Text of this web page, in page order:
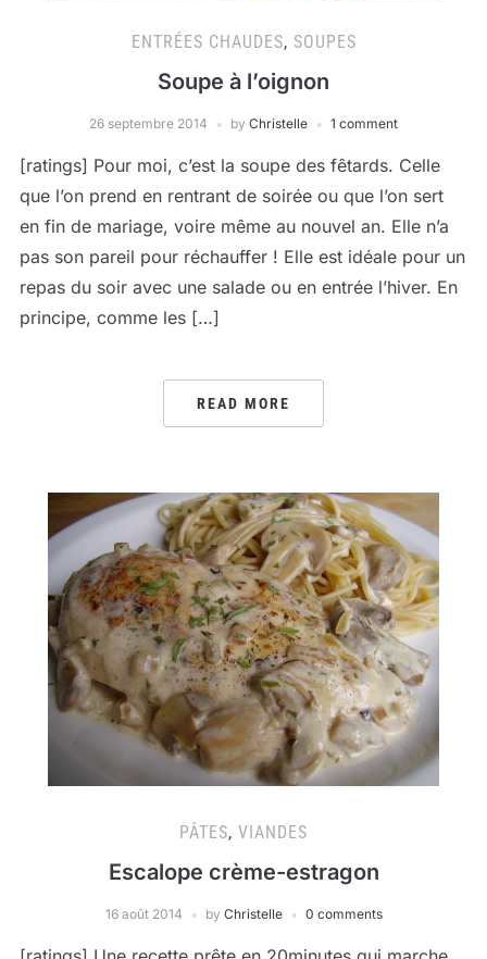
ENTRÉES CHAUDES, SOUPES
Soupe à l’oignon
26 septembre 2014 by Christelle 1 comment
[ratings] Pour moi, c’est la soupe des fêtards. Celle
que l’on prend en rentrant de soirée ou que l’on sert
en fin de mariage, voire même au nouvel an. Elle n’a
pas son pareil pour réchauffer ! Elle est idéale pour un
repas du soir avec une salade ou en entrée l’hiver. En
principe, comme les […]
READ MORE
PÂTES, VIANDES
Escalope crème-estragon
16 août 2014 by Christelle 0 comments